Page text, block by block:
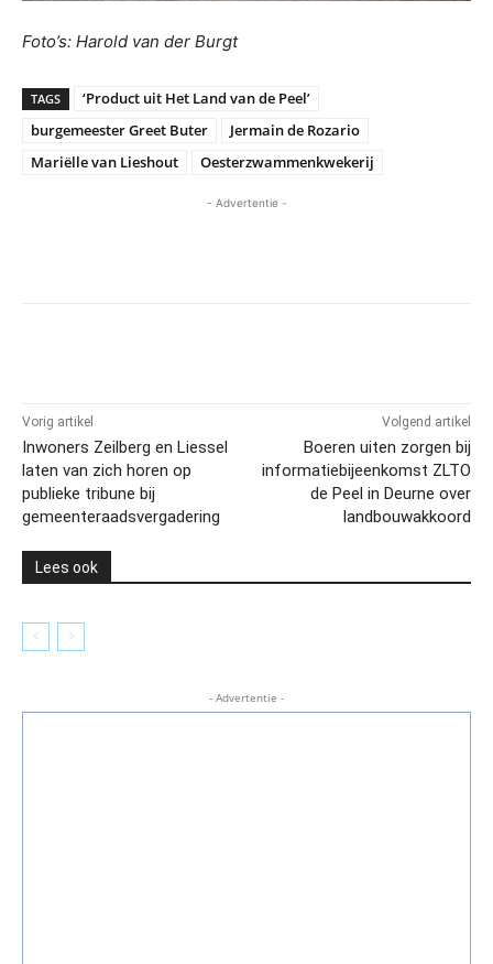
Foto’s: Harold van der Burgt
TAGS
‘Product uit Het Land van de Peel’
burgemeester Greet Buter
Jermain de Rozario
Mariëlle van Lieshout
Oesterzwammenkwekerij
- Advertentie -
Vorig artikel
Inwoners Zeilberg en Liessel
laten van zich horen op
publieke tribune bij
gemeenteraadsvergadering
Volgend artikel
Boeren uiten zorgen bij
informatiebijeenkomst ZLTO
de Peel in Deurne over
landbouwakkoord
Lees ook
- Advertentie -